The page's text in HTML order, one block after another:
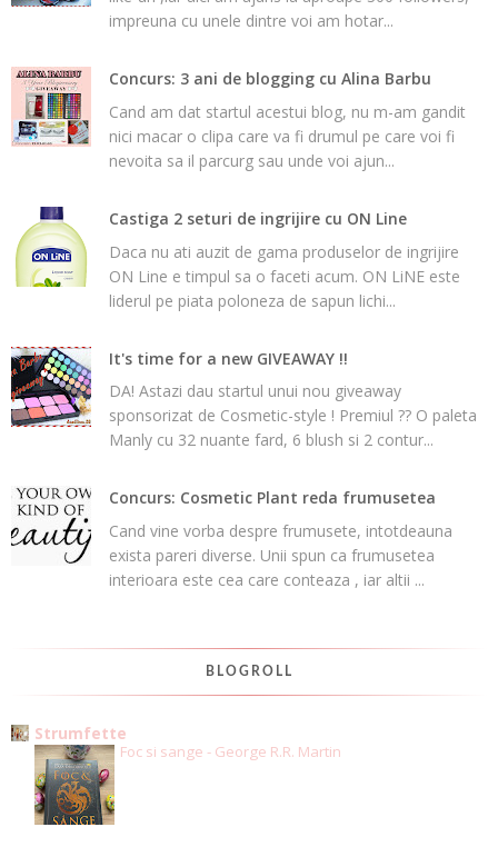
impreuna cu unele dintre voi am hotar...
Concurs: 3 ani de blogging cu Alina Barbu
Cand am dat startul acestui blog, nu m-am gandit
nici macar o clipa care va fi drumul pe care voi fi
nevoita sa il parcurg sau unde voi ajun...
Castiga 2 seturi de ingrijire cu ON Line
Daca nu ati auzit de gama produselor de ingrijire
ON Line e timpul sa o faceti acum. ON LiNE este
liderul pe piata poloneza de sapun lichi...
It's time for a new GIVEAWAY !!
DA! Astazi dau startul unui nou giveaway
sponsorizat de Cosmetic-style ! Premiul ?? O paleta
Manly cu 32 nuante fard, 6 blush si 2 contur...
Concurs: Cosmetic Plant reda frumusetea
Cand vine vorba despre frumusete, intotdeauna
exista pareri diverse. Unii spun ca frumusetea
interioara este cea care conteaza , iar altii ...
BLOGROLL
Strumfette
Foc si sange - George R.R. Martin